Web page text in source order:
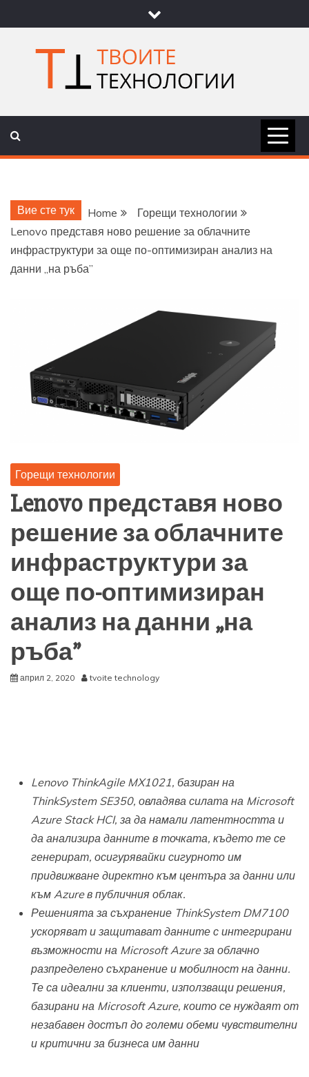
to
content
ТВОИТЕ
Вие сте тук Home
Горещи технологии
Lenovo представя ново решение за облачните
инфраструктури за още по-оптимизиран анализ на
данни „на ръба”
Горещи технологии
Lenovo представя ново
решение за облачните
инфраструктури за
още по-оптимизиран
анализ на данни „на
ръба”
април 2, 2020 tvoite technology
Lenovo ThinkAgile MX1021, базиран на
ThinkSystem SE350, овладява силата на Microsoft
Azure Stack HCI, за да намали латентността и
да анализира данните в точката, където те се
генерират, осигурявайки сигурното им
придвижване директно към центъра за данни или
към Azureв публичния облак.
Решенията за съхранение ThinkSystem DM7100
ускоряват и защитават данните с интегрирани
възможности на MicrosoftAzureза облачно
разпределено съхранение и мобилност на данни.
Те са идеални за клиенти, използващи решения,
базирани на MicrosoftAzure, които се нуждаят от
незабавен достъп до големи обеми чувствителни
и критични за бизнеса им данни